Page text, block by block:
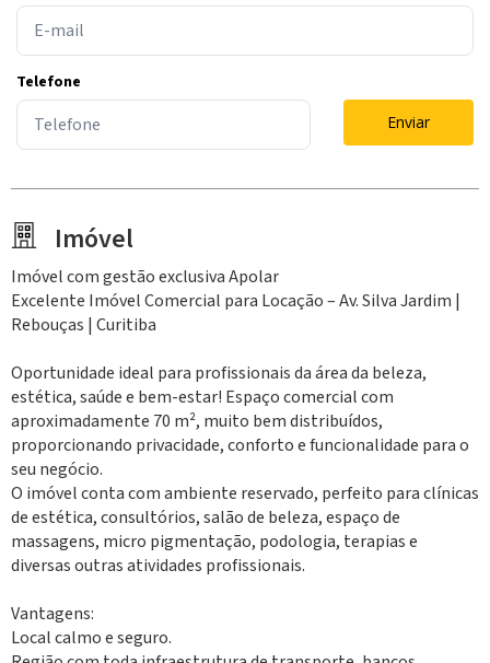
Telefone
Enviar
Imóvel
Imóvel com gestão exclusiva Apolar
Excelente Imóvel Comercial para Locação – Av. Silva Jardim |
Rebouças | Curitiba
Oportunidade ideal para profissionais da área da beleza,
estética, saúde e bem-estar! Espaço comercial com
aproximadamente 70 m², muito bem distribuídos,
proporcionando privacidade, conforto e funcionalidade para o
seu negócio.
O imóvel conta com ambiente reservado, perfeito para clínicas
de estética, consultórios, salão de beleza, espaço de
massagens, micro pigmentação, podologia, terapias e
diversas outras atividades profissionais.
Vantagens:
Local calmo e seguro.